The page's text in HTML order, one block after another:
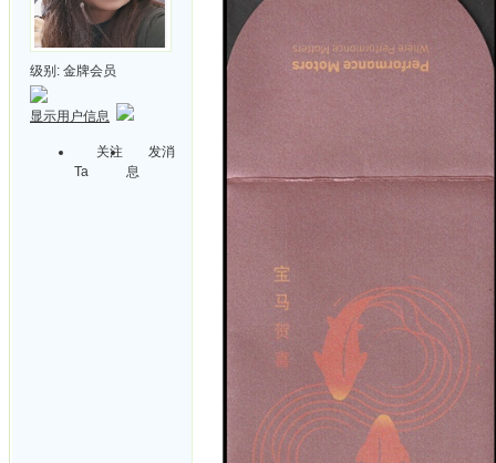
级别: 金牌会员
显示用户信息
关注
Ta
发消
息